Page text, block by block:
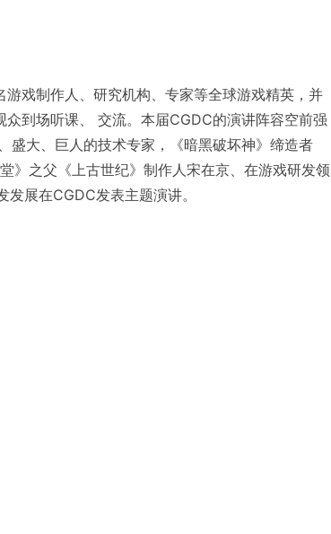
戏制作人、研究机构、专家等全球游戏精英，并
到场听课、 交流。本届CGDC的演讲阵容空前强
盛大、巨人的技术专家，《暗黑破坏神》缔造者
》之父《上古世纪》制作人宋在京、在游戏研发领
展在CGDC发表主题演讲。